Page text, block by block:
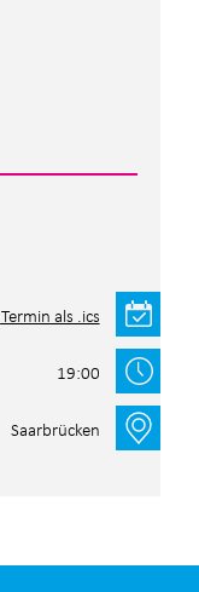
Termin als .ics
19:00
Saarbrücken